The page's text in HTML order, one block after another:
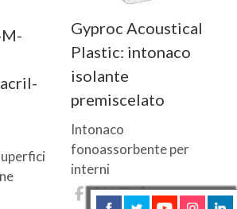
Gyproc Acoustical
Plastic: intonaco
isolante
premiscelato
Intonaco
fonoassorbente per
interni